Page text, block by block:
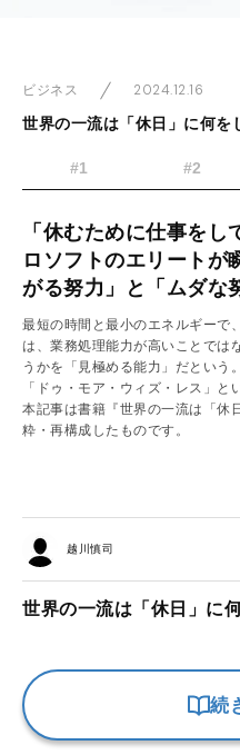
ビジネス
2024.12.16
世界の一流は「休日」に何を
#1 #2
「休むために仕事を
ロソフトのエリートが
がる努力」と「ムダな
最短の時間と最小のエネルギーで
は、業務処理能力が高いことでは
うかを「見極める能力」だという
「ドゥ・モア・ウィズ・レス」と
本記事は書籍『世界の一流は「休
粋・再構成したものです。
越川慎司
世界の一流は「休日」に
続